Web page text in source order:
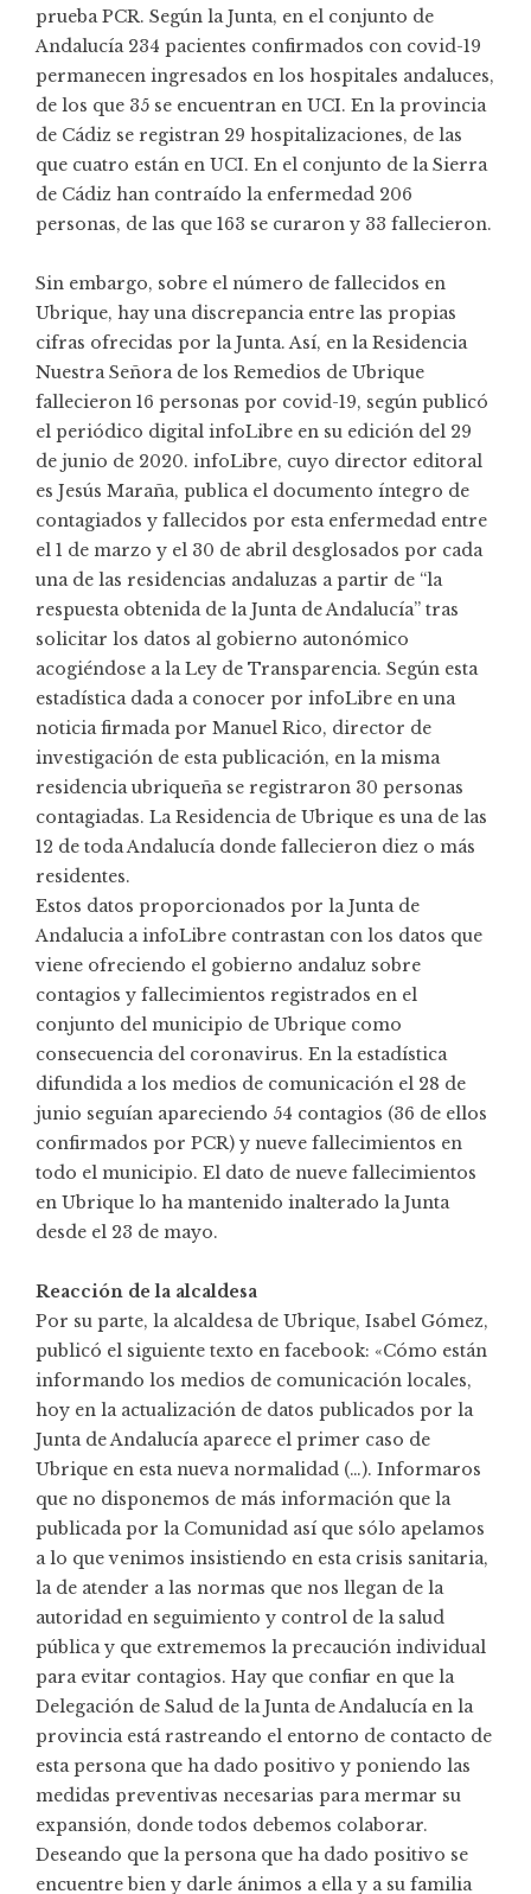
prueba PCR. Según la Junta, en el conjunto de
Andalucía 234 pacientes confirmados con covid-19
permanecen ingresados en los hospitales andaluces,
de los que 35 se encuentran en UCI. En la provincia
de Cádiz se registran 29 hospitalizaciones, de las
que cuatro están en UCI. En el conjunto de la Sierra
de Cádiz han contraído la enfermedad 206
personas, de las que 163 se curaron y 33 fallecieron.
Sin embargo, sobre el número de fallecidos en
Ubrique, hay una discrepancia entre las propias
cifras ofrecidas por la Junta. Así, en la Residencia
Nuestra Señora de los Remedios de Ubrique
fallecieron 16 personas por covid-19, según publicó
el periódico digital infoLibre en su edición del 29
de junio de 2020. infoLibre, cuyo director editoral
es Jesús Maraña, publica el documento íntegro de
contagiados y fallecidos por esta enfermedad entre
el 1 de marzo y el 30 de abril desglosados por cada
una de las residencias andaluzas a partir de “la
respuesta obtenida de la Junta de Andalucía” tras
solicitar los datos al gobierno autonómico
acogiéndose a la Ley de Transparencia. Según esta
estadística dada a conocer por infoLibre en una
noticia firmada por Manuel Rico, director de
investigación de esta publicación, en la misma
residencia ubriqueña se registraron 30 personas
contagiadas. La Residencia de Ubrique es una de las
12 de toda Andalucía donde fallecieron diez o más
residentes.
Estos datos proporcionados por la Junta de
Andalucia a infoLibre contrastan con los datos que
viene ofreciendo el gobierno andaluz sobre
contagios y fallecimientos registrados en el
conjunto del municipio de Ubrique como
consecuencia del coronavirus. En la estadística
difundida a los medios de comunicación el 28 de
junio seguían apareciendo 54 contagios (36 de ellos
confirmados por PCR) y nueve fallecimientos en
todo el municipio. El dato de nueve fallecimientos
en Ubrique lo ha mantenido inalterado la Junta
desde el 23 de mayo.
Reacción de la alcaldesa
Por su parte, la alcaldesa de Ubrique, Isabel Gómez,
publicó el siguiente texto en facebook: «Cómo están
informando los medios de comunicación locales,
hoy en la actualización de datos publicados por la
Junta de Andalucía aparece el primer caso de
Ubrique en esta nueva normalidad (…). Informaros
que no disponemos de más información que la
publicada por la Comunidad así que sólo apelamos
a lo que venimos insistiendo en esta crisis sanitaria,
la de atender a las normas que nos llegan de la
autoridad en seguimiento y control de la salud
pública y que extrememos la precaución individual
para evitar contagios. Hay que confiar en que la
Delegación de Salud de la Junta de Andalucía en la
provincia está rastreando el entorno de contacto de
esta persona que ha dado positivo y poniendo las
medidas preventivas necesarias para mermar su
expansión, donde todos debemos colaborar.
Deseando que la persona que ha dado positivo se
encuentre bien y darle ánimos a ella y a su familia